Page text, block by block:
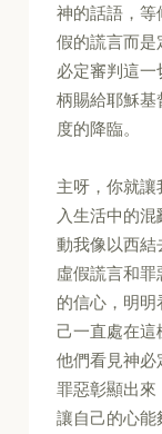
神的話語，等
假的謊言而是
必定審判這
柄賜給耶穌基
度的降臨。
主呀，你就
入生活中的
動我像以西結
虛假謊言和
的信心，明
己一直處在這
他們看見神必
罪惡彰顯出來
讓自己的心